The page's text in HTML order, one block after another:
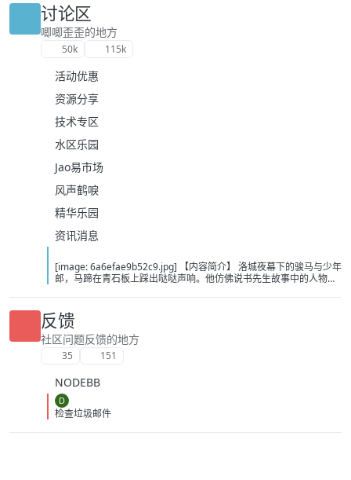
讨论区
唧唧歪歪的地方
50k 115k
活动优惠
资源分享
技术专区
水区乐园
Jao易市场
风声鹤唳
精华乐园
资讯消息
[image: 6a6efae9b52c9.jpg] 【内容简介】 洛城夜幕下的骏马与少年
郎，马蹄在青石板上踩出哒哒声响。他仿佛说书先生故事中的人物，
的故事，待我慢慢说。 【下载地址】 百度：
https://pan.baidu.com/s/1itOGh3KBKMv6JfIHYQxwpQ?pwd=bcd2
夸克：https://pan.quark.cn/s/8375dbc46783?pwd=Tibp 移动：
https://yun.139.com/shareweb/#/w/i/2wFGUZhZz7Fr1
反馈
社区问题反馈的地方
35 151
NODEBB
D
检查垃圾邮件